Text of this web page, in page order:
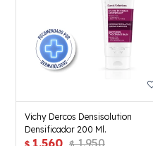
Vichy Dercos Densisolution
Densificador 200 Ml.